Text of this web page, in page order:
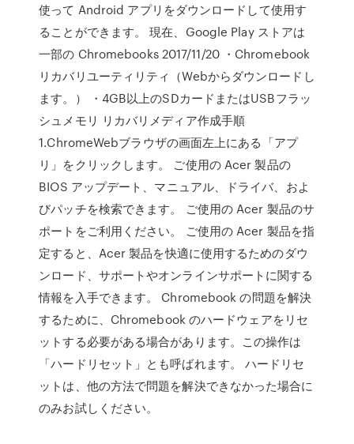
使って Android アプリをダウンロードして使用す
ることができます。 現在、Google Play ストアは
一部の Chromebooks 2017/11/20 ・Chromebook
リカバリユーティリティ（Webからダウンロードし
ます。） ・4GB以上のSDカードまたはUSBフラッ
シュメモリ リカバリメディア作成手順
1.ChromeWebブラウザの画面左上にある「アプ
リ」をクリックします。 ご使用の Acer 製品の
BIOS アップデート、マニュアル、ドライバ、およ
びパッチを検索できます。 ご使用の Acer 製品のサ
ポートをご利用ください。 ご使用の Acer 製品を指
定すると、Acer 製品を快適に使用するためのダウ
ンロード、サポートやオンラインサポートに関する
情報を入手できます。 Chromebook の問題を解決
するために、Chromebook のハードウェアをリセ
ットする必要がある場合があります。この操作は
「ハードリセット」とも呼ばれます。 ハードリセ
ットは、他の方法で問題を解決できなかった場合に
のみお試しください。